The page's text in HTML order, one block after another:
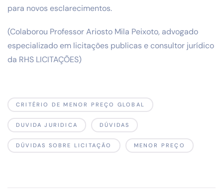
para novos esclarecimentos.
(Colaborou Professor Ariosto Mila Peixoto, advogado
especializado em licitações publicas e consultor jurídico
da RHS LICITAÇÕES)
CRITÉRIO DE MENOR PREÇO GLOBAL
DUVIDA JURIDICA DÚVIDAS
DÚVIDAS SOBRE LICITAÇÃO MENOR PREÇO